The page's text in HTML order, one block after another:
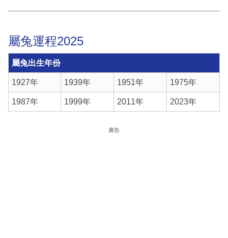
屬兔運程2025
屬兔出生年份
1927年 1939年 1951年 1975年
1987年 1999年 2011年 2023年
廣告